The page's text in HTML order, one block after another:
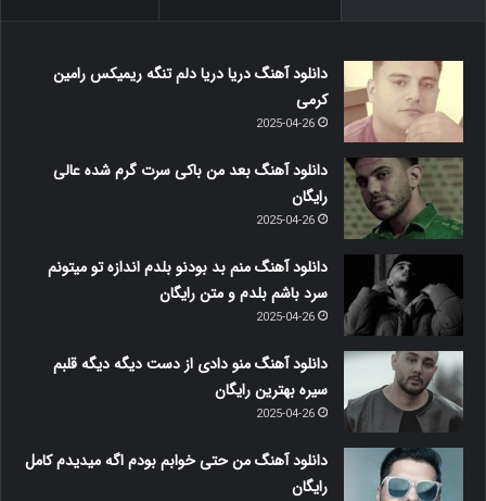
دانلود آهنگ دریا دریا دلم تنگه ریمیکس رامین
کرمی
2025-04-26
دانلود آهنگ بعد من باکی سرت گرم شده عالی
رایگان
2025-04-26
دانلود آهنگ منم بد بودنو بلدم اندازه تو میتونم
سرد باشم بلدم و متن رایگان
2025-04-26
دانلود آهنگ منو دادی از دست دیگه دیگه قلبم
سیره بهترین رایگان
2025-04-26
دانلود آهنگ من حتی خوابم بودم اگه میدیدم کامل
رایگان